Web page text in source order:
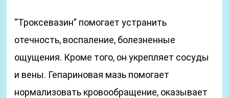
“Троксевазин” помогает устранить
отечность, воспаление, болезненные
ощущения. Кроме того, он укрепляет сосуды
и вены. Гепариновая мазь помогает
нормализовать кровообращение, оказывает